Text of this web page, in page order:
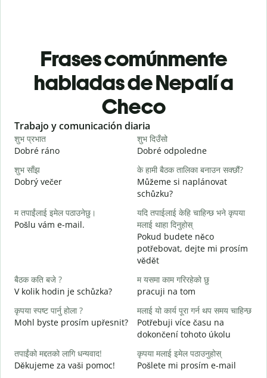
Frases comúnmente
habladas de Nepalí a
Checo
Slide 1 of 6
Trabajo y comunicación diaria
शुभ प्रभात
Dobré ráno
शुभ दिउँसो
Dobré odpoledne
शुभ साँझ
Dobrý večer
के हामी बैठक तालिका बनाउन सक्छौं?
Můžeme si naplánovat
schůzku?
म तपाईंलाई इमेल पठाउनेछु।
Pošlu vám e-mail.
यदि तपाईलाई केहि चाहिन्छ भने कृपया
मलाई थाहा दिनुहोस्
Pokud budete něco
potřebovat, dejte mi prosím
vědět
बैठक कति बजे ?
V kolik hodin je schůzka?
म यसमा काम गरिरहेको छु
pracuji na tom
कृपया स्पष्ट पार्नु होला ?
Mohl byste prosím upřesnit?
मलाई यो कार्य पूरा गर्न थप समय चाहिन्छ
Potřebuji více času na
dokončení tohoto úkolu
तपाईंको मद्दतको लागि धन्यवाद!
Děkujeme za vaši pomoc!
कृपया मलाई इमेल पठाउनुहोस्
Pošlete mi prosím e-mail